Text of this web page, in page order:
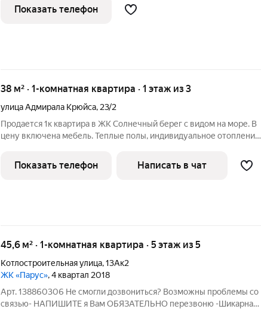
сейчас! СРОЧНО 1-ая КВАРТИРА ДЛЯ КОМФОРТНОЙ ЖИЗНИ С
РЕМОНТОМ,НЕДАЛЕКО ОТ
Показать телефон
38 м² · 1-комнатная квартира · 1 этаж из 3
улица Адмирала Крюйса, 23/2
Продается 1к квартира в ЖК Солнечный берег с видом на море. В
цену включена мебель. Теплые полы, индивидуальное отопление.
быстрая сделка. Показ в удобное для вас время. Собственник
Показать телефон Написать в чат
45,6 м² · 1-комнатная квартира · 5 этаж из 5
Котлостроительная улица,13Ак2
ЖК «Парус», 4 квартал 2018
Арт. 138860306 Не смогли дозвониться? Возможны проблемы со
связью- НАПИШИТЕ я Вам ОБЯЗАТЕЛЬНО перезвоню -Шикарная